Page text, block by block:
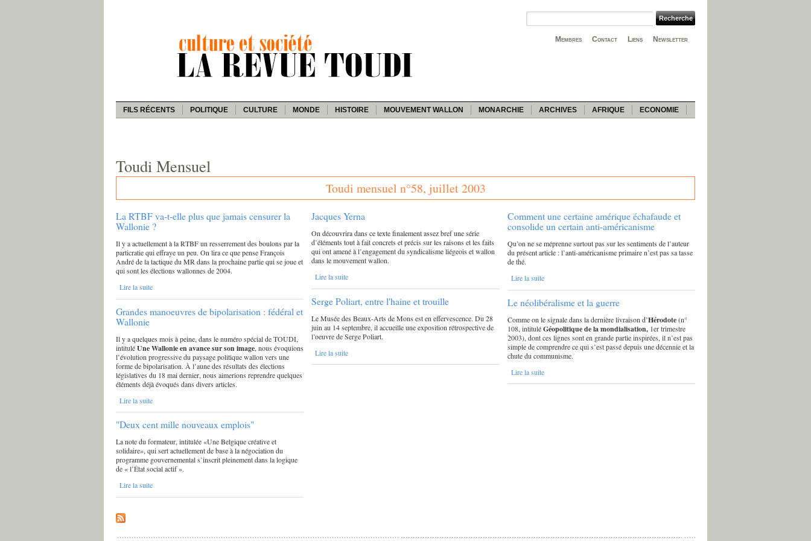
Newsletter
Liens
Contact
Membres
FILS RÉCENTS POLITIQUE CULTURE MONDE HISTOIRE MOUVEMENT WALLON MONARCHIE ARCHIVES AFRIQUE ECONOMIE
Toudi Mensuel
Toudi mensuel n°58, juillet 2003
La RTBF va-t-elle plus que jamais censurer la
Wallonie ?
Il y a actuellement à la RTBF un resserrement des boulons par la
particratie qui effraye un peu. On lira ce que pense François
André de la tactique du MR dans la prochaine partie qui se joue et
qui sont les élections wallonnes de 2004.
Lire la suite
Grandes manoeuvres de bipolarisation : fédéral et
Wallonie
Il y a quelques mois à peine, dans le numéro spécial de TOUDI,
intituléUne Wallonie en avance sur son image, nous évoquions
l’évolution progressive du paysage politique wallon vers une
forme de bipolarisation. À l’aune des résultats des élections
législatives du 18 mai dernier, nous aimerions reprendre quelques
éléments déjà évoqués dans divers articles.
Lire la suite
"Deux cent mille nouveaux emplois"
La note du formateur, intitulée «Une Belgique créative et
solidaire», qui sert actuellement de base à la négociation du
programme gouvernemental s’inscrit pleinement dans la logique
de « l’État social actif ».
Lire la suite
Jacques Yerna
On découvrira dans ce texte finalement assez bref une série
d’éléments tout à fait concrets et précis sur les raisons et les faits
qui ont amené à l’engagement du syndicalisme liégeois et wallon
dans le mouvement wallon.
Lire la suite
Serge Poliart, entre l'haine et trouille
Le Musée des Beaux-Arts de Mons est en effervescence. Du 28
juin au 14 septembre, il accueille une exposition rétrospective de
l’oeuvre de Serge Poliart.
Lire la suite
Comment une certaine amérique échafaude et
consolide un certain anti-américanisme
Qu’on ne se méprenne surtout pas sur les sentiments de l’auteur
du présent article : l’anti-américanisme primaire n’est pas sa tasse
de thé.
Lire la suite
Le néolibéralisme et la guerre
Comme on le signale dans la dernière livraison d’Hérodote(n°
108, intituléGéopolitique de la mondialisation, 1er trimestre
2003), dont ces lignes sont en grande partie inspirées, il n’est pas
simple de comprendre ce qui s’est passé depuis une décennie et la
chute du communisme.
Lire la suite